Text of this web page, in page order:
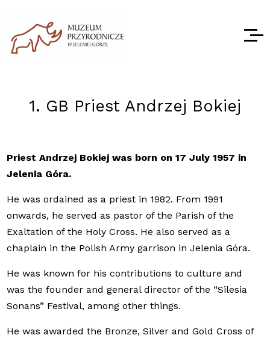
1. GB Priest Andrzej Bokiej
Priest Andrzej Bokiej was born on 17 July 1957 in
Jelenia Góra.
He was ordained as a priest in 1982. From 1991
onwards, he served as pastor of the Parish of the
Exaltation of the Holy Cross. He also served as a
chaplain in the Polish Army garrison in Jelenia Góra.
He was known for his contributions to culture and
was the founder and general director of the “Silesia
Sonans” Festival, among other things.
He was awarded the Bronze, Silver and Gold Cross of